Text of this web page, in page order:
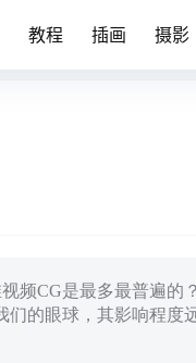
教程 插画 摄影
频CG是最多最普遍的
的眼球，其影响程度